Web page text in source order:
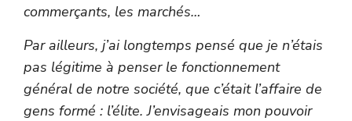
commerçants, les marchés…
Par ailleurs, j’ai longtemps pensé que je n’étais
pas légitime à penser le fonctionnement
général de notre société, que c’était l’affaire de
gens formé : l’élite. J’envisageais mon pouvoir